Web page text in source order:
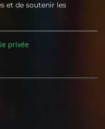
et de soutenir les
privée